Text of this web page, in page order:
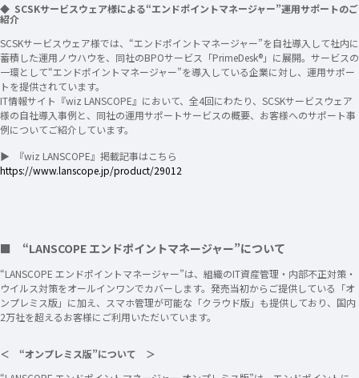
◆ SCSKサービスウェア様による“エンドポイントマネージャー”運用サポートのご
紹介
SCSKサービスウェア様では、“エンドポイントマネージャー”を自社導入して社内に
蓄積した運用ノウハウを、同社のBPOサービス「PrimeDesk®」に展開。サービスの
一環として“エンドポイントマネージャー”を導入している企業に対し、運用サポー
トを提供されています。
IT情報サイト『wiz LANSCOPE』において、全4回にわたり、SCSKサービスウェア
様の自社導入事例と、同社の運用サポートサービスの概要、お客様へのサポート事
例についてご紹介しています。
▶ 『wiz LANSCOPE』掲載記事はこちら
https://www.lanscope.jp/product/29012
■ “LANSCOPE エンドポイントマネージャー”について
“LANSCOPE エンドポイントマネージャー”は、組織のIT資産管理・内部不正対策・
ウイルス対策をオールインワンでカバーします。発売当初からご提供している「オ
ンプレミス版」に加え、スマホ管理が可能な「クラウド版」も提供しており、国内
2万社を超えるお客様にご利用いただいています。
＜ “オンプレミス版”について ＞